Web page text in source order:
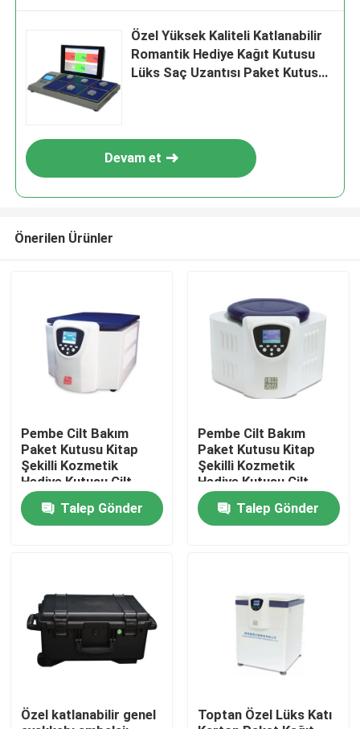
Ev
VİDEOLAR
Özel Yüksek Kaliteli Katlanabilir
Romantik Hediye Kağıt Kutusu
Lüks Saç Uzantısı Paket Kutusu
Devam et
Önerilen Ürünler
Pembe Cilt Bakım
Paket Kutusu Kitap
Şekilli Kozmetik
Hediye Kutusu Cilt
Bakımı için Manyetik
Kağıt Kutusu Ekleyici
ile Kozmetik Şişeler
Talep Gönder
Pembe Cilt Bakım
Paket Kutusu Kitap
Şekilli Kozmetik
Hediye Kutusu Cilt
Bakımı için Manyetik
Kağıt Kutusu Ekleyici
ile Kozmetik Şişeler
Talep Gönder
Özel katlanabilir genel
Toptan Özel Lüks Katı